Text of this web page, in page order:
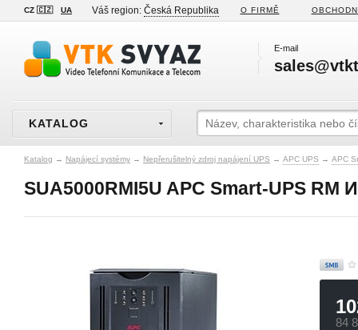
CZ 🇨🇿 UA Váš region: Česká Republika O FIRMĚ
E-mail
KATALOG
Katalog → Napájecí systémy → Nepřerušitelný zdroj napájení UPS → APC UPS → APC
SUA5000RMI5U APC Smart-UPS RM
84